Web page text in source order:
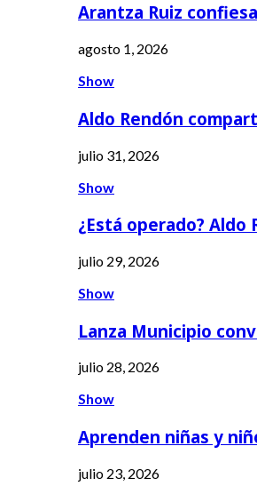
Arantza Ruiz
agosto 1, 2026
Show
Aldo Rendón
julio 31, 2026
Show
¿Está operado? Aldo
julio 29, 2026
Show
Lanza Municipio
julio 28, 2026
Show
Aprenden niñas y
julio 23, 2026